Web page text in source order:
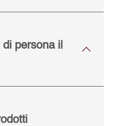
persona il